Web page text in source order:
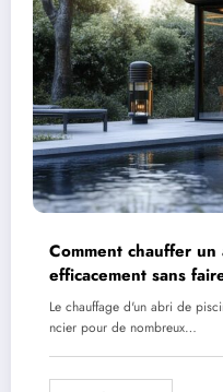
Comment chauffer
efficacement sans
Le chauffage d'un abri de
ncier pour de nombreux…